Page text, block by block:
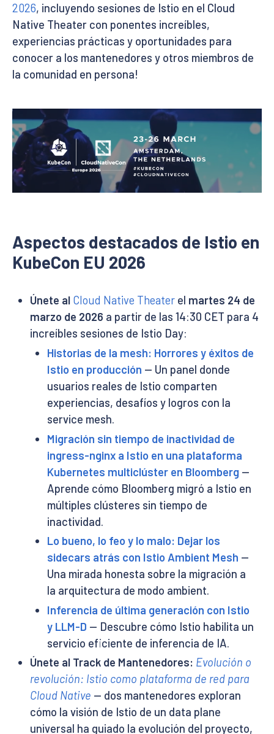
2026, incluyendo sesiones de Istio en el Cloud
Native Theater con ponentes increíbles,
experiencias prácticas y oportunidades para
conocer a los mantenedores y otros miembros de
la comunidad en persona!
Aspectos destacados de Istio en
KubeCon EU 2026
Únete al Cloud Native Theaterel martes 24 de
marzo de 2026 a partir de las 14:30 CET para 4
increíbles sesiones de Istio Day:
Historias de la mesh: Horrores y éxitos de
Istio en producción — Un panel donde
usuarios reales de Istio comparten
experiencias, desafíos y logros con la
service mesh.
Migración sin tiempo de inactividad de
ingress-nginx a Istio en una plataforma
Kubernetes multiclúster en Bloomberg —
Aprende cómo Bloomberg migró a Istio en
múltiples clústeres sin tiempo de
inactividad.
Lo bueno, lo feo y lo malo: Dejar los
sidecars atrás con Istio Ambient Mesh —
Una mirada honesta sobre la migración a
la arquitectura de modo ambient.
Inferencia de última generación con Istio
y LLM-D — Descubre cómo Istio habilita un
servicio eficiente de inferencia de IA.
Únete al Track de Mantenedores: Evolución o
revolución: Istio como plataforma de red para
Cloud Native — dos mantenedores exploran
cómo la visión de Istio de un data plane
universal ha guiado la evolución del proyecto,